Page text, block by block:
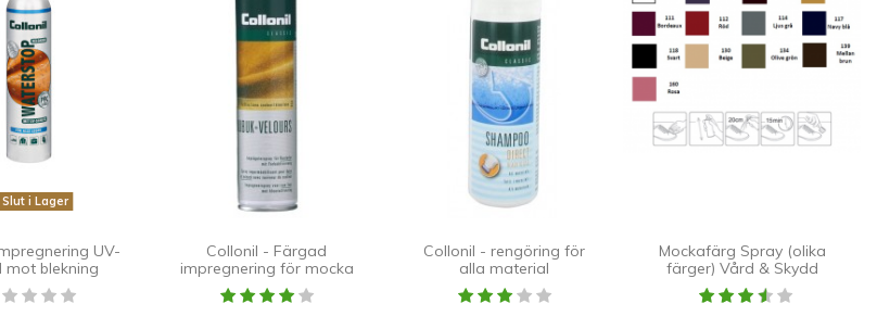
Slut i Lager
UV-
mot blekning
Collonil - Färgad
impregnering för mocka
Collonil - rengöring för
alla material
Mockafärg Spray (olika
färger) Vård & Skydd